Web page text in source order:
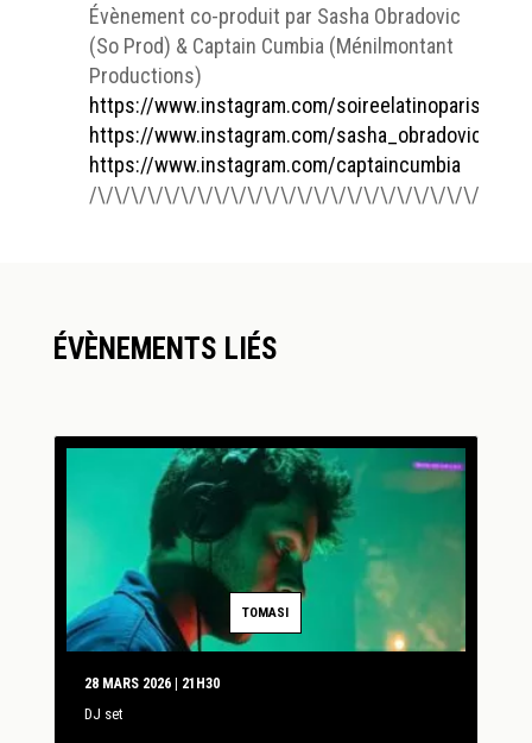
Évènement co-produit par Sasha Obradovic
(So Prod) & Captain Cumbia (Ménilmontant
Productions)
https://www.instagram.com/soireelatinoparis
https://www.instagram.com/sasha_obradovic
https://www.instagram.com/captaincumbia
/\/\/\/\/\/\/\/\/\/\/\/\/\/\/\/\/\/\/\/\/\/\/\/\/\/
ÉVÈNEMENTS LIÉS
TOMASI
28 MARS 2026 | 21H30
DJ set